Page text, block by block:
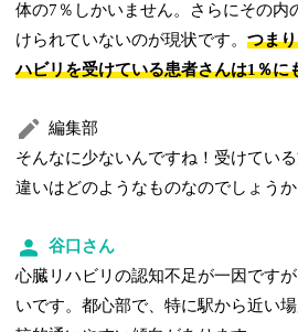
体の7％しかいません。さらにその内
けられていないのが現状です。つま
ハビリを受けている患者さんは1％に
編集部
そんなに少ないんですね！受けてい
違いはどのようなものなのでしょうか
谷口さん
心臓リハビリの認知不足が一因です
いです。都心部で、特に駅から近い